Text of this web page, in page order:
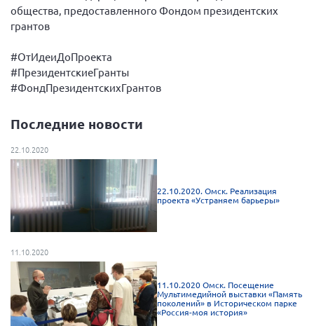
Пятый съезд
Шестой съезд
ОФ «Фонд содействия больным рассеянным
склерозом»
Нормативно-правовые документы
Методическая литература для НКО
Публичные отчеты
Исследования, аналитика, мнения
Всероссийская онлайн конференция
"Рассеянный склероз. XX лет работы
ОООИБРС" (25-29.08.2020)
Всероссийская конференция-тренинг
"Рассеянный склероз: новые реалии" (26-
29.05.2022)
общества, предоставленного Фондом президентских
грантов
#ОтИдеиДоПроекта
#ПрезидентскиеГранты
#ФондПрезидентскихГрантов
Последние новости
22.10.2020
22.10.2020. Омск. Реализация
проекта «Устраняем барьеры»
11.10.2020
11.10.2020 Омск. Посещение
Мультимедийной выставки «Память
поколений» в Историческом парке
«Россия-моя история»